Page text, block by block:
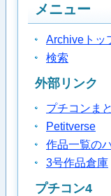
メニュー
Archiveトッ
検索
外部リンク
プチコンま
Petitverse
作品一覧の
3号作品倉庫
プチコン4